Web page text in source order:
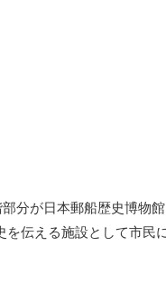
分が日本郵船歴史博物
を伝える施設として市民